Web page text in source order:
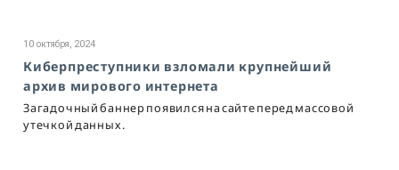
10 октября, 2024
Киберпреступники взломали крупнейший
архив мирового интернета
Загадочный баннер появился на сайте перед массовой
утечкой данных.